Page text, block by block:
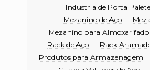
Industria de Porta Palete
Mezanino de Aço
Mezanino para Almoxarifado
Rack de Aço
Rack
Produtos para Armazenagem